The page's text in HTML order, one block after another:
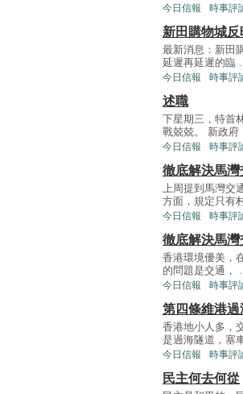
今日信報 時事評
新田購物城
最新消息：新田
延遲再延遲的臨
今日信報 時事評
述職
下星期三，特首
戰兢兢。 新政府
今日信報 時事評
徹底解決馬灣
上周提到馬灣交
方面，規定只有
今日信報 時事評
徹底解決馬灣
香港環境優美，
的問題是交通，
今日信報 時事評
第四條維港過
香港地小人多，
是過海隧道，塞
今日信報 時事評
民主何去何從